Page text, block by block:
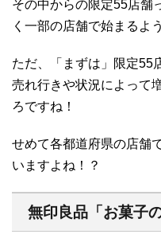
その中からの限定55店舗
く一部の店舗で始まるよ
ただ、「まずは」限定55
売れ行きや状況によって
ろですね！
せめて各都道府県の店
いますよね！？
無印良品「お菓子